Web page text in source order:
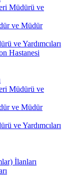
Müdürü ve
ve Müdür
ve Yardımcıları
Hastanesi
Müdürü ve
ve Müdür
ve Yardımcıları
İlanları